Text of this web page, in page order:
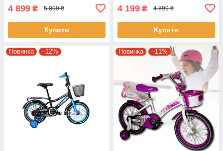
4 899 ₴ 5 899 ₴
Купити
4 199 ₴ 4 899 ₴
Купити
Новинка –12% Новинка –11%